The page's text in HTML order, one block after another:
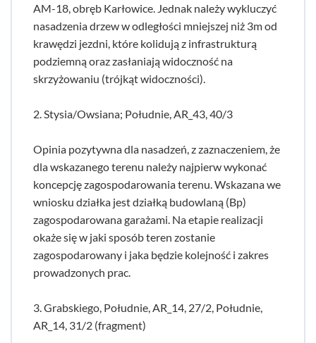
AM-18, obręb Karłowice. Jednak należy wykluczyć
nasadzenia drzew w odległości mniejszej niż 3m od
krawędzi jezdni, które kolidują z infrastrukturą
podziemną oraz zasłaniają widoczność na
skrzyżowaniu (trójkąt widoczności).
2. Stysia/Owsiana; Południe, AR_43, 40/3
Opinia pozytywna dla nasadzeń, z zaznaczeniem, że
dla wskazanego terenu należy najpierw wykonać
koncepcję zagospodarowania terenu. Wskazana we
wniosku działka jest działką budowlaną (Bp)
zagospodarowana garażami. Na etapie realizacji
okaże się w jaki sposób teren zostanie
zagospodarowany i jaka będzie kolejność i zakres
prowadzonych prac.
3. Grabskiego, Południe, AR_14, 27/2, Południe,
AR_14, 31/2 (fragment)